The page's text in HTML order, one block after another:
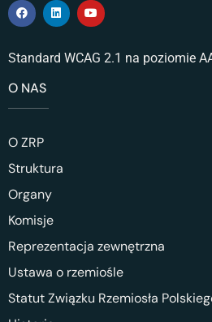
Standard WCAG 2.1 na poziomie
O NAS
O ZRP
Struktura
Organy
Komisje
Reprezentacja zewnętrzna
Ustawa o rzemiośle
Statut Związku Rzemiosła